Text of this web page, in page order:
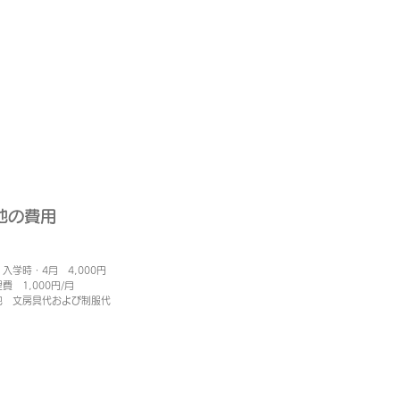
の費用
学時・4月 4,000円
費 1,000円/月
文房具代および制服代